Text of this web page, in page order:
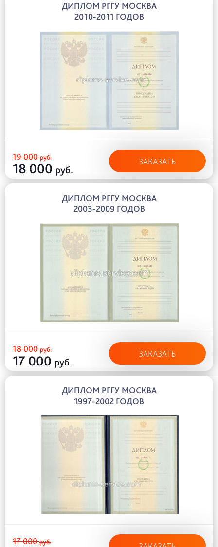
ДИПЛОМ РГГУ МОСКВА
2010-2011 ГОДОВ
19 000руб.
18 000 руб.
ЗАКАЗАТЬ
ДИПЛОМ РГГУ МОСКВА
2003-2009 ГОДОВ
18 000руб.
17 000 руб.
ЗАКАЗАТЬ
ДИПЛОМ РГГУ МОСКВА
1997-2002 ГОДОВ
17 000руб.